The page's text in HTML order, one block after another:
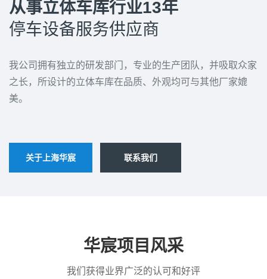
从事立体车库行业13年
停车设备服务供应商
我公司拥有独立的研发部门，专业的生产团队，并吸取众家
之长，所设计的立体车库在品质、外观均可与其他厂家媲
美。
关于上海华宸 联系我们
华宸项目风采
我们获得业界广泛的认可和好评